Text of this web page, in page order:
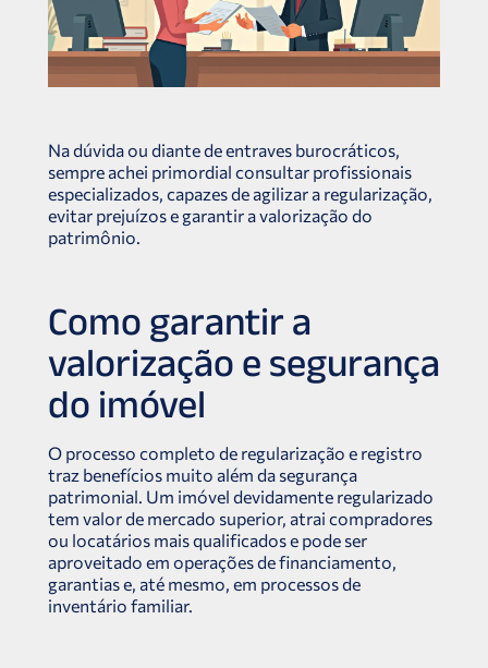
Na dúvida ou diante de entraves burocráticos,
sempre achei primordial consultar profissionais
especializados, capazes de agilizar a regularização,
evitar prejuízos e garantir a valorização do
patrimônio.
Como garantir a
valorização e segurança
do imóvel
O processo completo de regularização e registro
traz benefícios muito além da segurança
patrimonial. Um imóvel devidamente regularizado
tem valor de mercado superior, atrai compradores
ou locatários mais qualificados e pode ser
aproveitado em operações de financiamento,
garantias e, até mesmo, em processos de
inventário familiar.